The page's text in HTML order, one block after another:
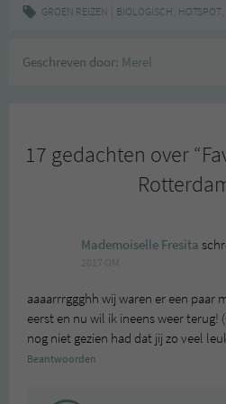
GROEN REIZEN BIOLOGISCH, HOTSPOT,
Geschreven door: Merel
17 gedachten over “
Mademoiselle Fresita
aaaarrrggghh wij waren er een paar
eerst en nu wil ik ineens weer terug!
nog niet gezien had dat jij zo veel
Beantwoorden